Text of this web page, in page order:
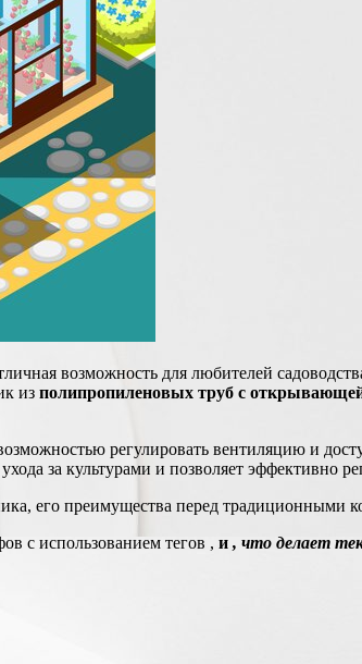
возможность для любителей
из полипропиленовых труб с
регулировать вентиляцию и
за культурами и позволяет эффективно
его преимущества перед традиционными
с использованием тегов , и , что делает